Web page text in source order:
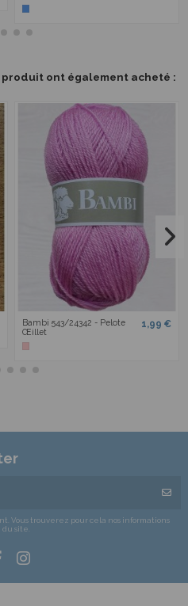
ont également acheté :
Bambi 543/24342 - Pelote
Œillet
1,99 €
Vous trouverez pour cela nos informations
site.